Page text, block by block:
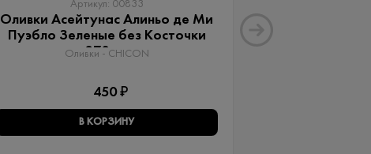
Артикул: 00833
Оливки Асейтунас Алиньо де Ми
Пуэбло Зеленые без Косточки
370 мл
Оливки - CHICON
450 ₽
В КОРЗИНУ